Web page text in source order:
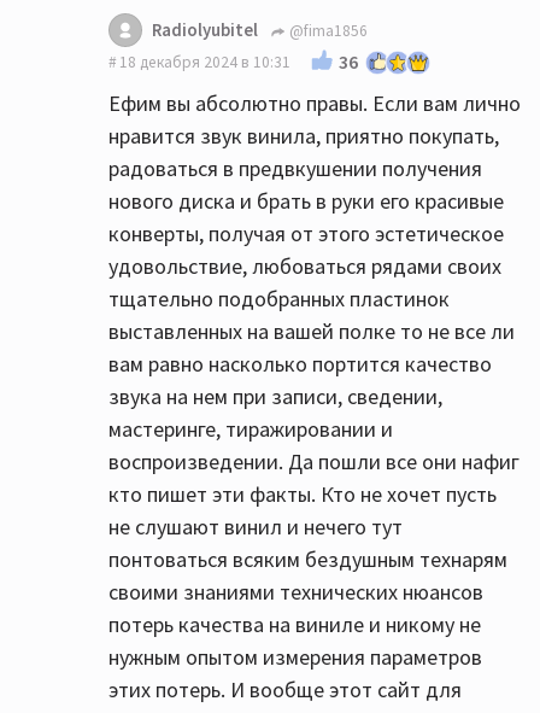
Radiolyubitel
@fima1856
18 декабря 2024 в 10:31
36
Ефим вы абсолютно правы. Если вам лично
нравится звук винила, приятно покупать,
радоваться в предвкушении получения
нового диска и брать в руки его красивые
конверты, получая от этого эстетическое
удовольствие, любоваться рядами своих
тщательно подобранных пластинок
выставленных на вашей полке то не все ли
вам равно насколько портится качество
звука на нем при записи, сведении,
мастеринге, тиражировании и
воспроизведении. Да пошли все они нафиг
кто пишет эти факты. Кто не хочет пусть
не слушают винил и нечего тут
понтоваться всяким бездушным технарям
своими знаниями технических нюансов
потерь качества на виниле и никому не
нужным опытом измерения параметров
этих потерь. И вообще этот сайт для